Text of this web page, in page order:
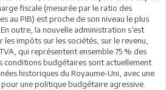
fiscale (mesurée par le ratio des
au PIB) est proche de son niveau le plus
outre, la nouvelle administration s’est
les impôts sur les sociétés, sur le revenu,
qui représentent ensemble 75 % des
conditions budgétaires sont actuellement
historiques du Royaume-Uni, avec une
une politique budgétaire agressive.